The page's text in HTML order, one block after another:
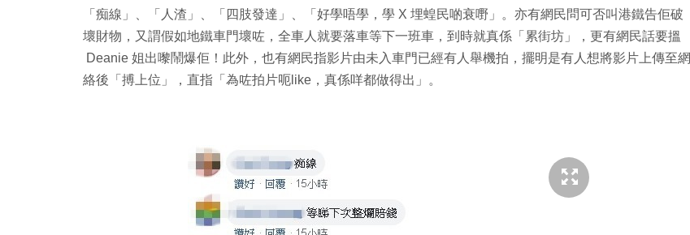
「痴線」、「人渣」、「四肢發達」、「好學唔學，學 X 埋蝗民啲衰嘢」。亦有網民問可否叫港鐵告佢破
壞財物，又謂假如地鐵車門壞咗，全車人就要落車等下一班車，到時就真係「累街坊」，更有網民話要搵
Deanie 姐出嚟鬧爆佢！此外，也有網民指影片由未入車門已經有人舉機拍，擺明是有人想將影片上傳至網
絡後「搏上位」，直指「為咗拍片呃like，真係咩都做得出」。